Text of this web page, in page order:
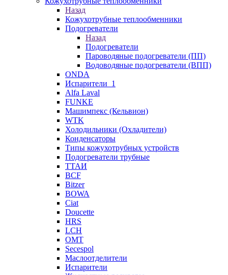
Назад
Кожухотрубные теплообменники
Подогреватели
Назад
Подогреватели
Пароводяные подогреватели (ПП)
Водоводяные подогреватели (ВПП)
ONDA
Испарители_1
Alfa Laval
FUNKE
Машимпекс (Кельвион)
WTK
Холодильники (Охладители)
Конденсаторы
Типы кожухотрубных устройств
Подогреватели трубные
ТТАИ
BCF
Bitzer
BOWA
Ciat
Doucette
HRS
LCH
OMT
Secespol
Маслоотделители
Испарители